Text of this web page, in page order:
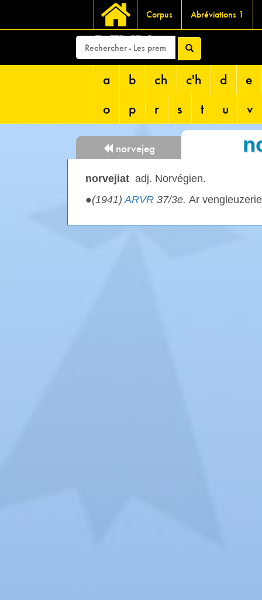
Corpus Abréviations 1
DEVRI
a b ch c'h d
e
o
p r s t u v
norvejeg
norvejiat adj. Norvégien.
●(1941)ARVR 37/3e. Ar